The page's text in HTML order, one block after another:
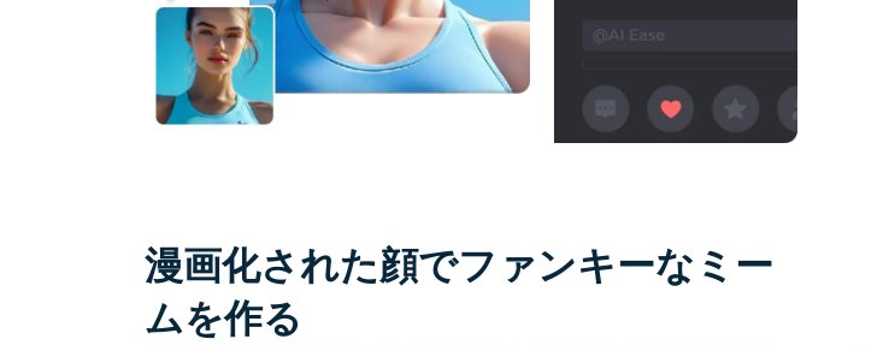
漫画化された顔でファンキーなミー
ムを作る